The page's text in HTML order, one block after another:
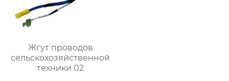
Жгут проводов
сельскохозяйственной
техники 02